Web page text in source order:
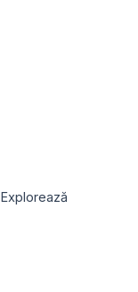
Explorează